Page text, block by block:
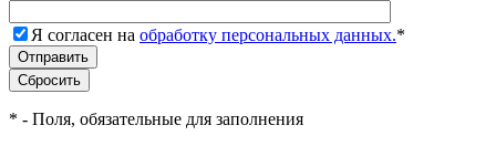
Я согласен на обработку персональных данных.*
* - Поля, обязательные для заполнения